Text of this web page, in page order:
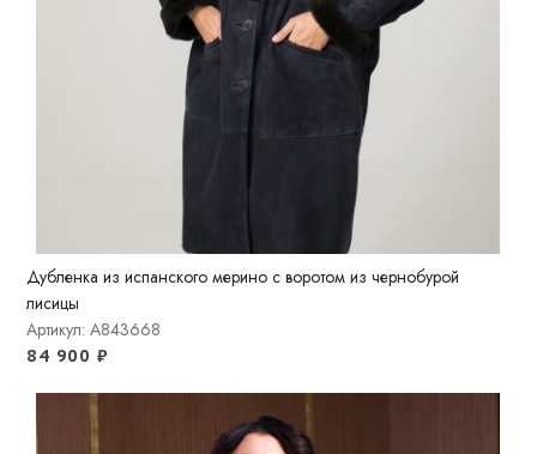
Дубленка из испанского мерино с воротом из чернобурой
лисицы
Артикул: A843668
84 900 ₽